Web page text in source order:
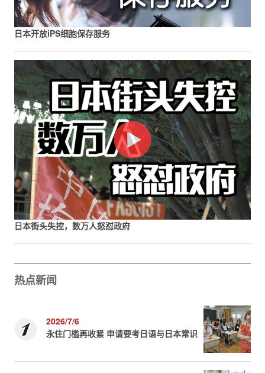
日本开放iPS细胞保存服务
日本街头失控，数万人怒怼政府
热点新闻
2026/7/6
永住门槛再收紧 申请要考日语与日本常识